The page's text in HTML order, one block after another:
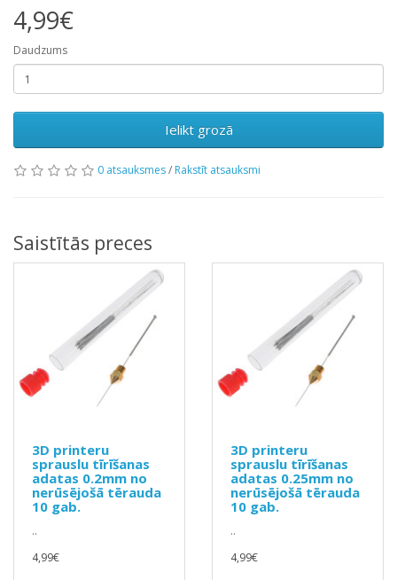
4,99€
Daudzums
Ielikt grozā
0 atsauksmes/ Rakstīt atsauksmi
Saistītās preces
3D printeru
sprauslu tīrīšanas
adatas 0.2mm no
nerūsējošā tērauda
10 gab.
..
4,99€
3D printeru
sprauslu tīrīšanas
adatas 0.25mm no
nerūsējošā tērauda
10 gab.
..
4,99€